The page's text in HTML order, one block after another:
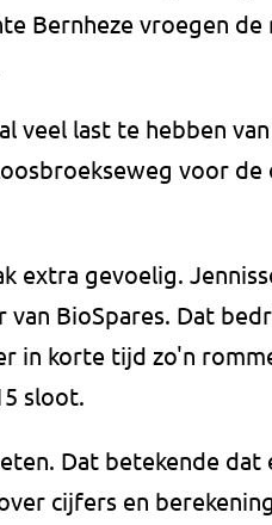
Bernheze vroegen
veel last te hebben
voor de
extra gevoelig.
BioSpares. Dat
in korte tijd zo'n
sloot.
Dat betekende
cijfers en